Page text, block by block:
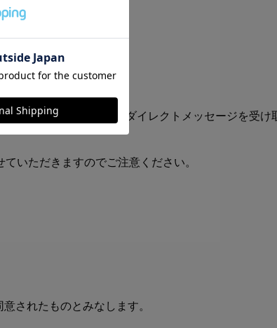
公開にしていただき、ダイレクトメッセージを受け
いただきますのでご注意ください。
されたものとみなします。